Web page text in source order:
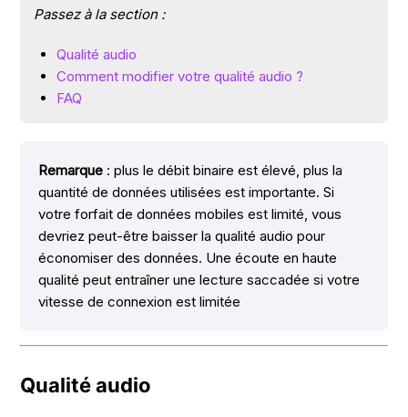
Passez à la section :
Qualité audio
Comment modifier votre qualité audio ?
FAQ
Remarque : plus le débit binaire est élevé, plus la
quantité de données utilisées est importante. Si
votre forfait de données mobiles est limité, vous
devriez peut-être baisser la qualité audio pour
économiser des données. Une écoute en haute
qualité peut entraîner une lecture saccadée si votre
vitesse de connexion est limitée
Qualité audio